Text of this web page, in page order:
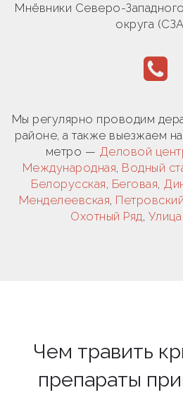
Мнёвники Северо-
округа
Мы регулярно проводим
районе, а также выезжаем
метро — Деловой
Международная, Водный
Белорусская, Беговая,
Менделеевская,
Охотный Ряд,
Чем травить
препараты